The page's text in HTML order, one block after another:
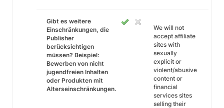
Gibt es weitere
Einschränkungen, die
Publisher
berücksichtigen
müssen? Beispiel:
Bewerben von nicht
jugendfreien Inhalten
oder Produkten mit
Alterseinschränkungen.
We will not
accept affiliate
sites with
sexually
explicit or
violent/abusive
content or
financial
services sites
selling their